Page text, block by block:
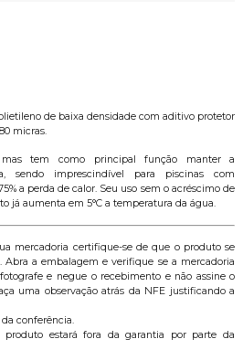
de baixa densidade com aditivo protetor
micras.
tem como principal função manter a
sendo imprescindível para piscinas com
a perda de calor. Seu uso sem o acréscimo de
já aumenta em 5°C a temperatura da água.
mercadoria certifique-se de que o produto se
Abra a embalagem e verifique se a mercadoria
e negue o recebimento e não assine o
uma observação atrás da NFE justificando a
conferência.
estará fora da garantia por parte da